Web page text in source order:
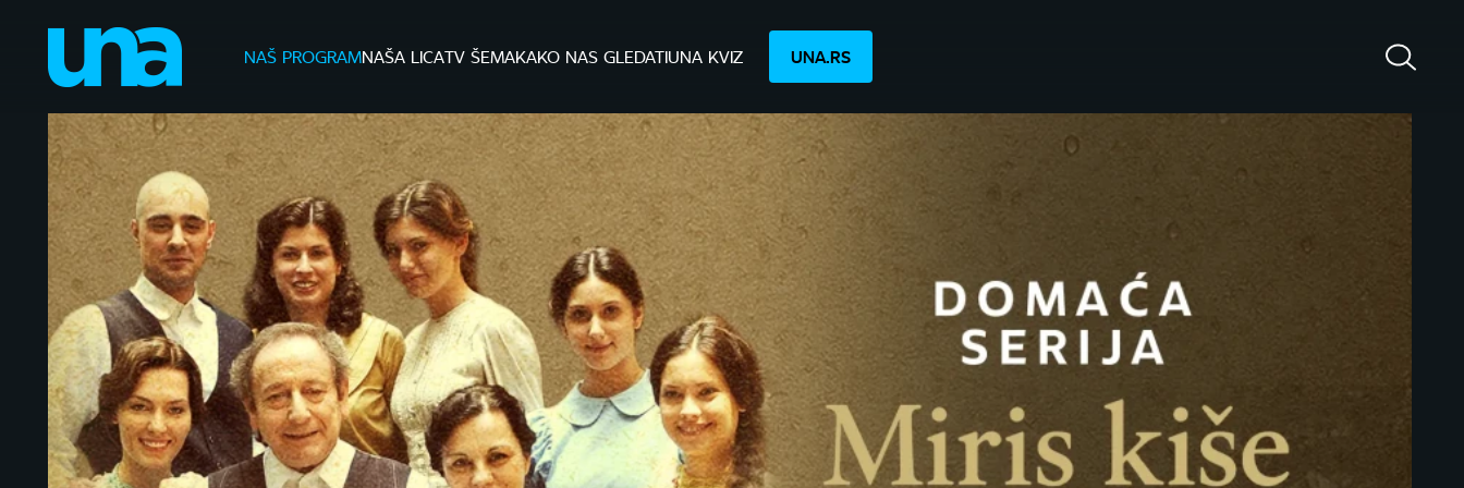
NAŠ PROGRAMNAŠA LICATV ŠEMAKAKO NAS GLEDATIUNA KVIZ UNA.RS